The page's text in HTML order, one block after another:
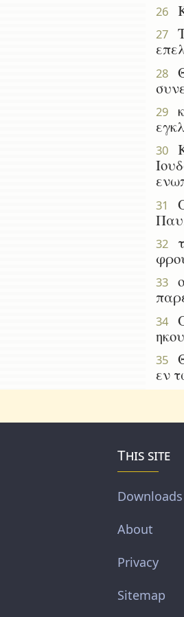
26
27
28
29
30
31
32
33
34
35
εν
This site
Downloads
About
Privacy
Sitemap